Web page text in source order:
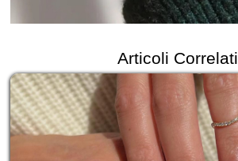
Articoli Correlati